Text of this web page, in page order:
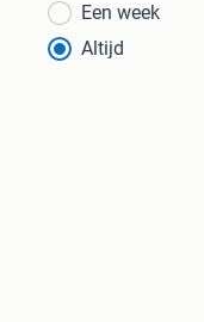
Een week
Altijd